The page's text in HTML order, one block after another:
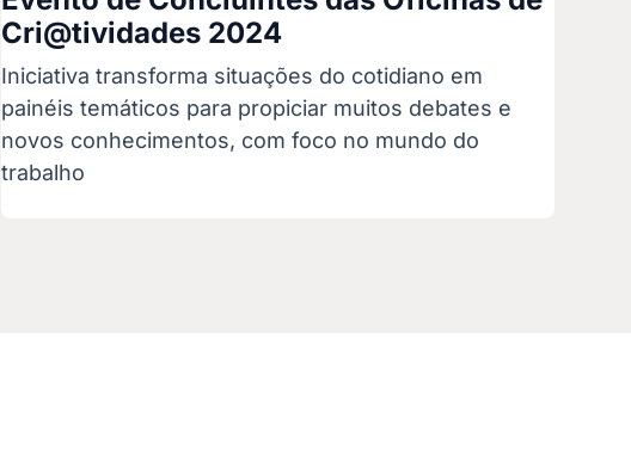
Cri@tividades 2024
Iniciativa transforma situações do cotidiano em
painéis temáticos para propiciar muitos debates e
novos conhecimentos, com foco no mundo do
trabalho